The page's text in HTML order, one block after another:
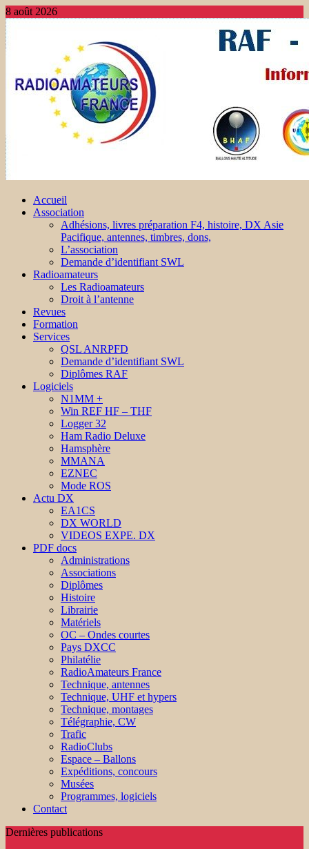
8 août 2026
Accueil
Association
Adhésions, livres préparation F4, histoire, DX Asie
Pacifique, antennes, timbres, dons,
L’association
Demande d’identifiant SWL
Radioamateurs
Les Radioamateurs
Droit à l’antenne
Revues
Formation
Services
QSL ANRPFD
Demande d’identifiant SWL
Diplômes RAF
Logiciels
N1MM +
Win REF HF – THF
Logger 32
Ham Radio Deluxe
Hamsphère
MMANA
EZNEC
Mode ROS
Actu DX
EA1CS
DX WORLD
VIDEOS EXPE. DX
PDF docs
Administrations
Associations
Diplômes
Histoire
Librairie
Matériels
OC – Ondes courtes
Pays DXCC
Philatélie
RadioAmateurs France
Technique, antennes
Technique, UHF et hypers
Technique, montages
Télégraphie, CW
Trafic
RadioClubs
Espace – Ballons
Expéditions, concours
Musées
Programmes, logiciels
Contact
Dernières publications